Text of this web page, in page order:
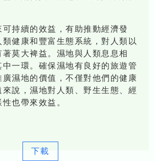
持續的效益，有助推動經濟發
類健康和豐富生態系統，對人類以
莫大裨益。濕地與人類息息相
中一環。確保濕地有良好的旅遊管
濕地的價值，不僅對他們的健康
說，濕地對人類、野生生態、經
也帶來效益。
下載